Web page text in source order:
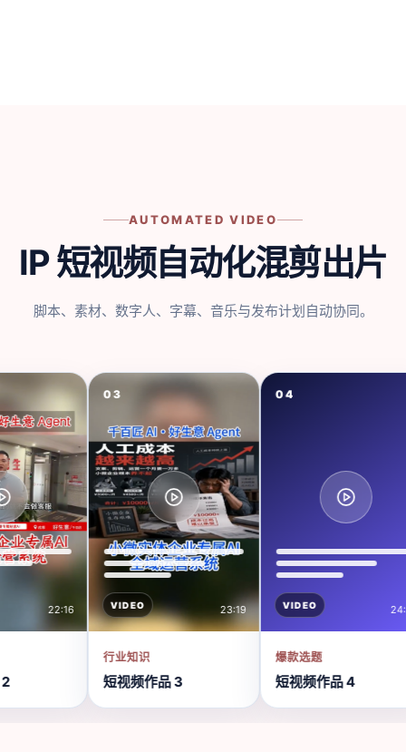
AUTOMATED VIDEO
IP 短视频自动化混剪出片
脚本、素材、数字人、字幕、音乐与发布计划自动协同。
03
23:19
VIDEO
短视频作品 3
VIDEO
短视频作品 4